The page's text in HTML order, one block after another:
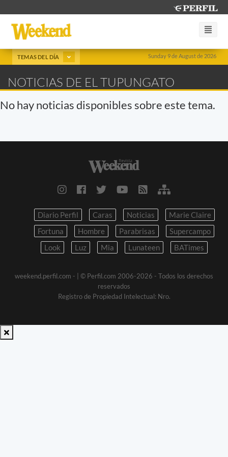
Sunday 9 de August de 2026
TEMAS DEL DÍA
NOTICIAS DE EL TUPUNGATO
No hay noticias disponibles sobre este tema.
Diario Perfil Caras Noticias
Marie Claire
Fortuna
Hombre Parabrisas
Supercampo
Look
Luz Mia Lunateen BATimes
weekend.perfil.com -
| © Perfil.com 2006-2026 - Todos los derechos
reservados
Registro de Propiedad Intelectual: Nro.